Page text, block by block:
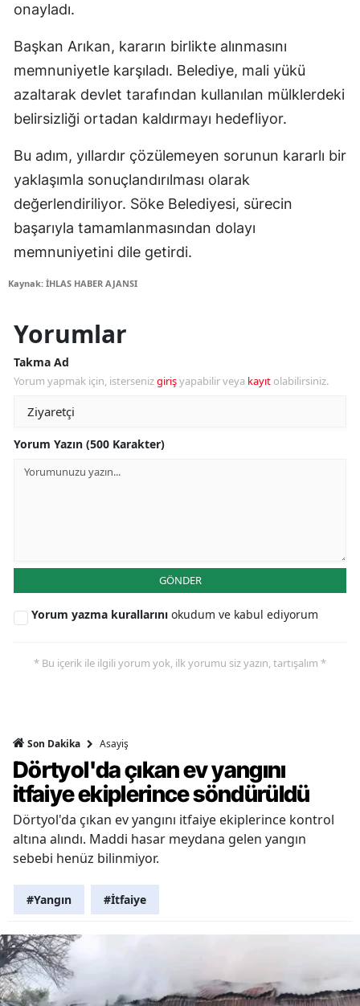
onayladı.
Başkan Arıkan, kararın birlikte alınmasını
memnuniyetle karşıladı. Belediye, mali yükü
azaltarak devlet tarafından kullanılan mülklerdeki
belirsizliği ortadan kaldırmayı hedefliyor.
Bu adım, yıllardır çözülemeyen sorunun kararlı bir
yaklaşımla sonuçlandırılması olarak
değerlendiriliyor. Söke Belediyesi, sürecin
başarıyla tamamlanmasından dolayı
memnuniyetini dile getirdi.
Kaynak: İHLAS HABER AJANSI
Yorumlar
Takma Ad
Yorum yapmak için, istersenizgirişyapabilir veya kayıt olabilirsiniz.
Yorum Yazın (500 Karakter)
GÖNDER
Yorum yazma kurallarını okudum ve kabul ediyorum
* Bu içerik ile ilgili yorum yok, ilk yorumu siz yazın, tartışalım *
Son Dakika Asayiş
Dörtyol'da çıkan ev yangını
itfaiye ekiplerince söndürüldü
Dörtyol'da çıkan ev yangını itfaiye ekiplerince kontrol
altına alındı. Maddi hasar meydana gelen yangın
sebebi henüz bilinmiyor.
#Yangın #İtfaiye